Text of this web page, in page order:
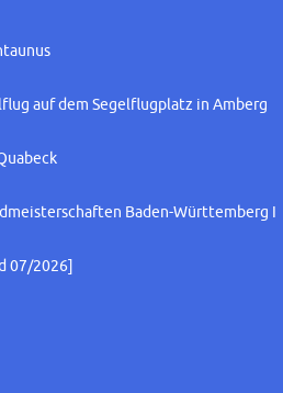
auf dem Segelflugplatz in Amberg
Baden-Württemberg I
07/2026]